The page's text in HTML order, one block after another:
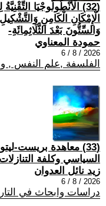
(32) الْأَنْطُولُوجْيَا
الْإِمْكَانِ الْكَامِنِ
وَالسِّتُّونَ بَعْدَ الثَّلَاثِمِائَةِ-
حمودة المعناوي
2026 / 8 / 6
الفلسفة ,علم النفس ,
(33) معاهدة بريست-
السياسي وكلفة التنازلات
زيد نائل العدوان
2026 / 8 / 6
دراسات وابحاث في